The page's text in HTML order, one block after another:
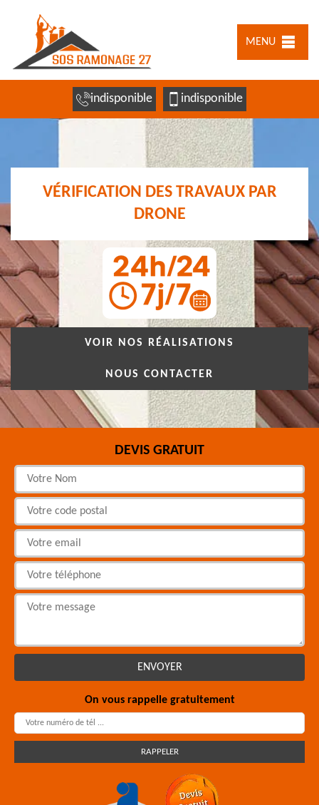
MENU
indisponible indisponible
VÉRIFICATION DES TRAVAUX PAR
DRONE
VOIR NOS RÉALISATIONS
NOUS CONTACTER
DEVIS GRATUIT
On vous rappelle gratuitement